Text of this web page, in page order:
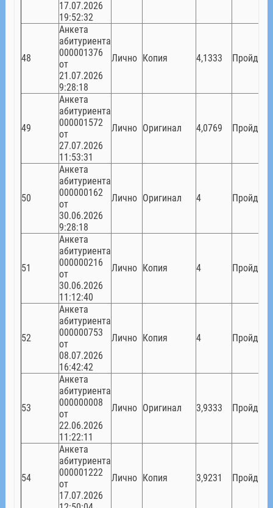
17.07.2026
19:52:32
48
Анкета
абитуриента
000001376
от
21.07.2026
9:28:18
Лично Копия 4,1333
49
Анкета
абитуриента
000001572
от
27.07.2026
11:53:31
Лично Оригинал 4,0769
50
Анкета
абитуриента
000000162
от
30.06.2026
9:28:18
Лично Оригинал 4
51
Анкета
абитуриента
000000216
от
30.06.2026
11:12:40
Лично Копия 4
52
Анкета
абитуриента
000000753
от
08.07.2026
16:42:42
Лично Копия 4
53
Анкета
абитуриента
000000008
от
22.06.2026
11:22:11
Лично Оригинал 3,9333
54
Анкета
абитуриента
000001222
от
17.07.2026
Лично Копия 3,9231